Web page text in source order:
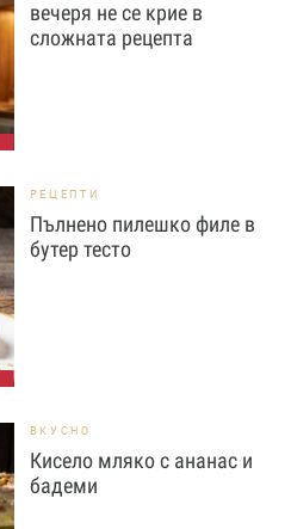
вечеря не се крие в
сложната рецепта
РЕЦЕПТИ
Пълнено пилешко филе в
бутер тесто
ВКУСНО
Кисело мляко с ананас и
бадеми